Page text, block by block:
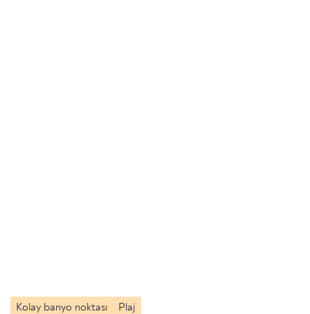
Kolay banyo noktası Plaj